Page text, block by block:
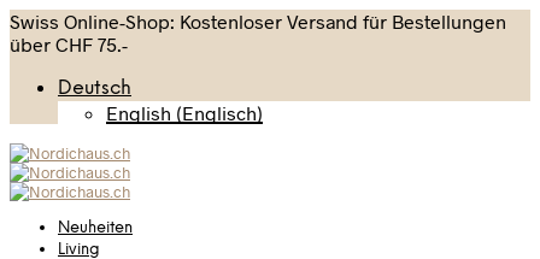
Swiss Online-Shop: Kostenloser Versand für Bestellungen
über CHF 75.-
Deutsch
English (Englisch)
Neuheiten
Living